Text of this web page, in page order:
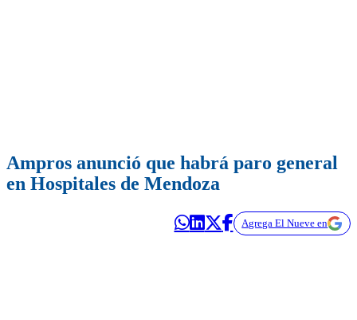
Ampros anunció que habrá paro general
en Hospitales de Mendoza
Agrega El Nueve en